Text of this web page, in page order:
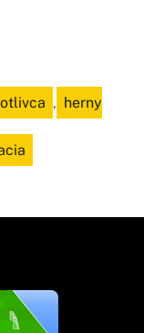
, herny